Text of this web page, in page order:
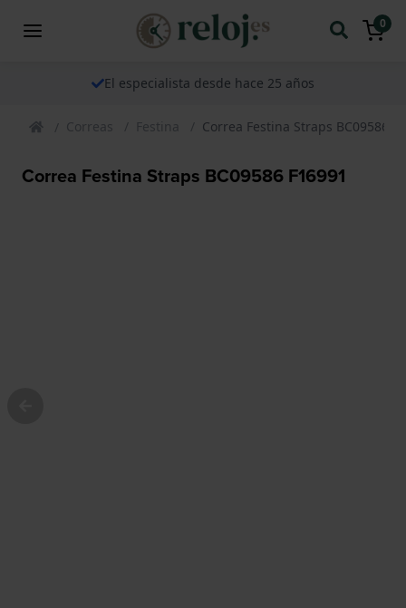
0
El especialista desde hace 25 años
Correas Festina Correa Festina Straps BC09586
Correa Festina Straps BC09586 F16991